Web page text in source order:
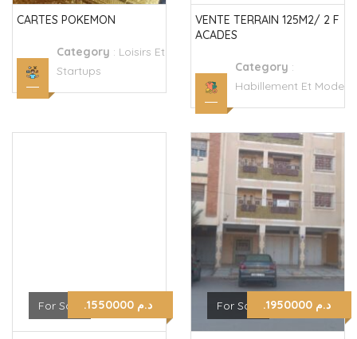
CARTES POKEMON
Category : Loisirs Et
Startups
VENTE TERRAIN 125M2/ 2 F
ACADES
Category :
Habillement Et Mode
For Sale .د.م 1550000 For Sale .د.م 1950000